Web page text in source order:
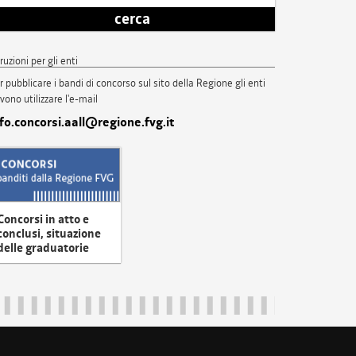
cerca
per gli enti
pubblicare i bandi di concorso sul sito della Regione gli enti
utilizzare l'e-mail
in atto e
situazione
graduatorie